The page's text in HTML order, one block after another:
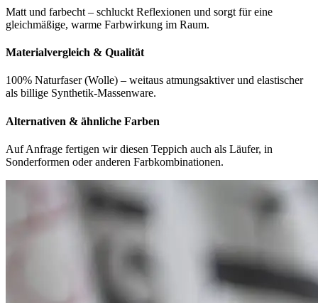
Matt und farbecht – schluckt Reflexionen und sorgt für eine
gleichmäßige, warme Farbwirkung im Raum.
Materialvergleich & Qualität
100% Naturfaser (Wolle) – weitaus atmungsaktiver und elastischer
als billige Synthetik-Massenware.
Alternativen & ähnliche Farben
Auf Anfrage fertigen wir diesen Teppich auch als Läufer, in
Sonderformen oder anderen Farbkombinationen.